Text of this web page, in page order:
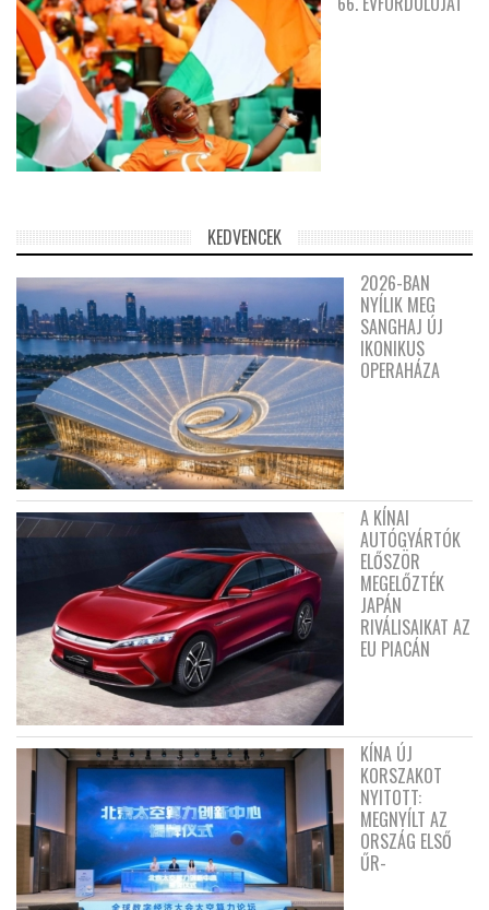
KEDVENCEK
2026-BAN
NYÍLIK MEG
SANGHAJ ÚJ
IKONIKUS
OPERAHÁZA
A KÍNAI
AUTÓGYÁRTÓK
ELŐSZÖR
MEGELŐZTÉK
JAPÁN
RIVÁLISAIKAT AZ
EU PIACÁN
KÍNA ÚJ
KORSZAKOT
NYITOTT:
MEGNYÍLT AZ
ORSZÁG ELSŐ
ŰR-